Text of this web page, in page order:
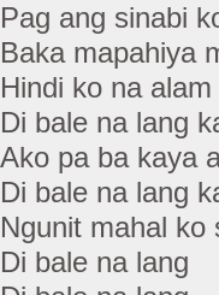
Pag ang sinabi
Baka mapahiya
Hindi ko na
Di bale na lang
Ako pa ba kaya
Di bale na lang
Ngunit mahal ko
Di bale na lang